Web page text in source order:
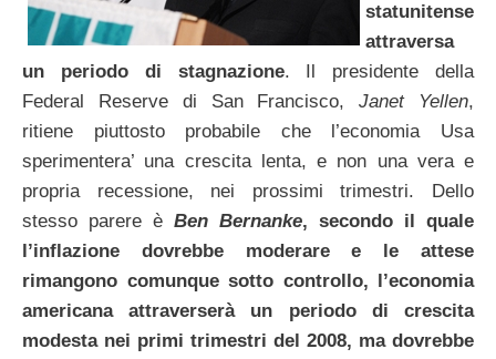
statunitense
attraversa
un periodo di stagnazione. Il presidente della
Federal Reserve di San Francisco,Janet Yellen,
ritiene piuttosto probabile che l’economia Usa
sperimentera’ una crescita lenta, e non una vera e
propria recessione, nei prossimi trimestri. Dello
stesso parere è Ben Bernanke, secondo il quale
l’inflazione dovrebbe moderare e le attese
rimangono comunque sotto controllo, l’economia
americana attraverserà un periodo di crescita
modesta nei primi trimestri del 2008, ma dovrebbe